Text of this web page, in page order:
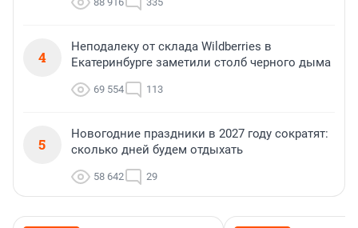
4
Неподалеку от склада Wildberries в
Екатеринбурге заметили столб черного дыма
69 554 113
5
Новогодние праздники в 2027 году сократят:
сколько дней будем отдыхать
58 642 29